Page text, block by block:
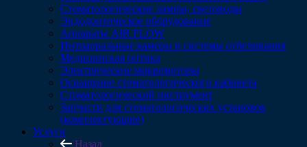
Стоматологические лампы, световоды
Эндодонтическое оборудование
Аппараты AIR FLOW
Интраоральные камеры и системы отбеливания
Медицинская оптика
Электрические микромоторы
Оснащение стоматологического кабинета
Стоматологический инструмент
Запчасти для стоматологических установок
(комплектующие)
Услуги
Назад